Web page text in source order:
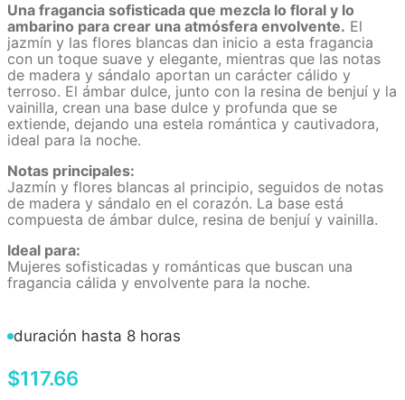
Una fragancia sofisticada que mezcla lo floral y lo
ambarino para crear una atmósfera envolvente. El
jazmín y las flores blancas dan inicio a esta fragancia
con un toque suave y elegante, mientras que las notas
de madera y sándalo aportan un carácter cálido y
terroso. El ámbar dulce, junto con la resina de benjuí y la
vainilla, crean una base dulce y profunda que se
extiende, dejando una estela romántica y cautivadora,
ideal para la noche.
Notas principales:
Jazmín y flores blancas al principio, seguidos de notas
de madera y sándalo en el corazón. La base está
compuesta de ámbar dulce, resina de benjuí y vainilla.
Ideal para:
Mujeres sofisticadas y románticas que buscan una
fragancia cálida y envolvente para la noche.
duración hasta 8 horas
$117.66